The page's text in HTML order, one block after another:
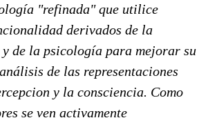
"refinada" que utilice
derivados de la
de la psicología para mejorar su
de las representaciones
y la consciencia. Como
se ven activamente